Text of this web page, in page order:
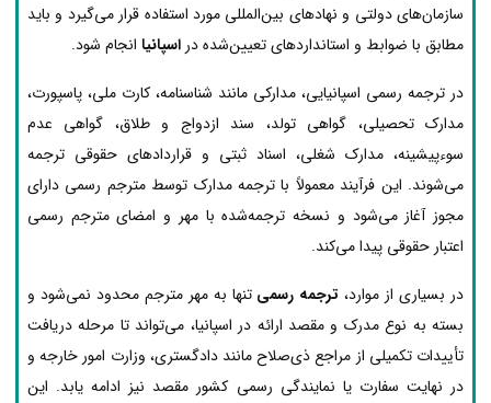
سازمان‌های دولتی و نهادهای بین‌المللی مورد استفاده قرار می‌گیرد و باید
مطابق با ضوابط و استانداردهای تعیین‌شده در اسپانیا انجام شود.
در ترجمه رسمی اسپانیایی، مدارکی مانند شناسنامه، کارت ملی، پاسپورت،
مدارک تحصیلی، گواهی تولد، سند ازدواج و طلاق، گواهی عدم
سوءپیشینه، مدارک شغلی، اسناد ثبتی و قراردادهای حقوقی ترجمه
می‌شوند. این فرآیند معمولاً با ترجمه مدارک توسط مترجم رسمی دارای
مجوز آغاز می‌شود و نسخه ترجمه‌شده با مهر و امضای مترجم رسمی
اعتبار حقوقی پیدا می‌کند.
در بسیاری از موارد، ترجمه رسمی تنها به مهر مترجم محدود نمی‌شود و
بسته به نوع مدرک و مقصد ارائه در اسپانیا، می‌تواند تا مرحله دریافت
تأییدات تکمیلی از مراجع ذی‌صلاح مانند دادگستری، وزارت امور خارجه و
در نهایت سفارت یا نمایندگی رسمی کشور مقصد نیز ادامه یابد. این